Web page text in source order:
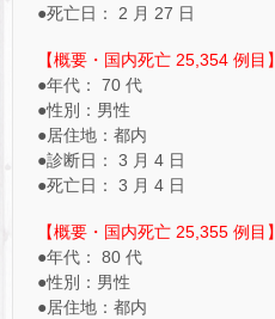
●死亡日： 2 月 27 日
【概要・国内死亡 25,354 例目】
●年代： 70 代
●性別：男性
●居住地：都内
●診断日： 3 月 4 日
●死亡日： 3 月 4 日
【概要・国内死亡 25,355 例目】
●年代： 80 代
●性別：男性
●居住地：都内